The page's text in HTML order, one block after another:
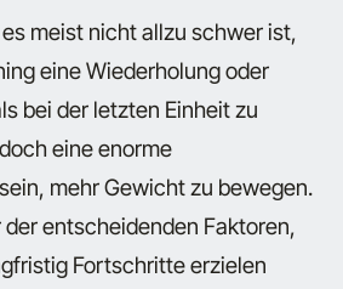
meist nicht allzu schwer ist,
eine Wiederholung oder
bei der letzten Einheit zu
eine enorme
mehr Gewicht zu bewegen.
der entscheidenden Faktoren,
Fortschritte erzielen